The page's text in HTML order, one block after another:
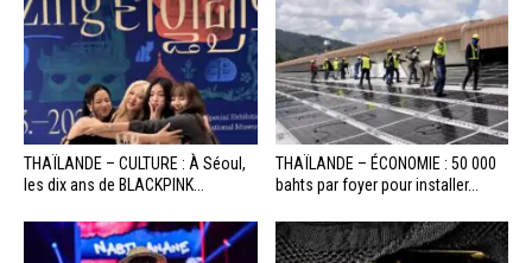
THAÏLANDE – CULTURE : À Séoul,
les dix ans de BLACKPINK...
THAÏLANDE – ÉCONOMIE : 50 000
bahts par foyer pour installer...